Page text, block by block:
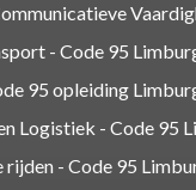
- Code 95
95 opleiding
Logistiek - Code 95
rijden - Code 95